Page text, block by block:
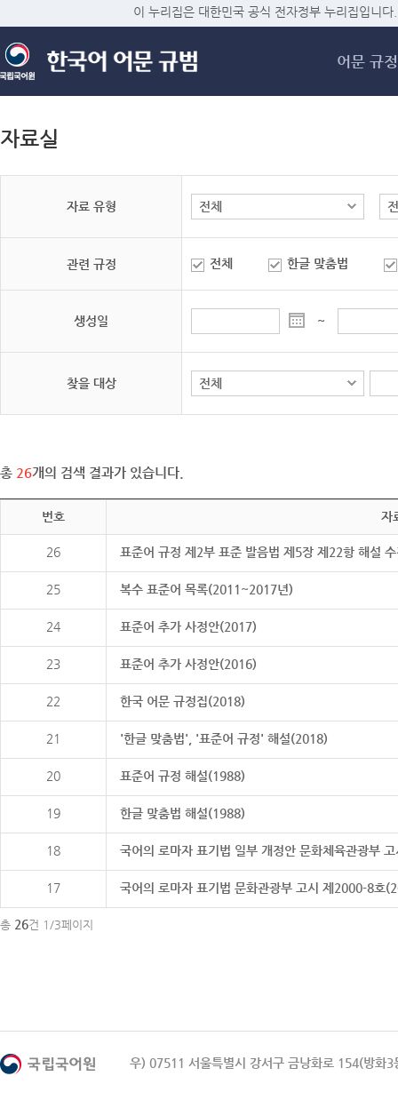
메
이 누리집은 대한민국 공식 전자정부 누리집입니다.
어문 규정
자료실
자료 유형
관련 규정 전체 한글 맞춤법
생성일 ~
찾을 대상
총 26개의 검색 결과가 있습니다.
번호 자
26 표준어 규정 제2부 표준 발음법 제5장 제22항 해설
25 복수 표준어 목록(2011~2017년)
24 표준어 추가 사정안(2017)
23 표준어 추가 사정안(2016)
22 한국 어문 규정집(2018)
21 '한글 맞춤법', '표준어 규정' 해설(2018)
20 표준어 규정 해설(1988)
19 한글 맞춤법 해설(1988)
18 국어의 로마자 표기법 일부 개정안 문화체육관광부
17 국어의 로마자 표기법 문화관광부 고시 제2000-8호
총 26건 1/3페이지
우) 07511 서울특별시 강서구 금낭화로 154(방화3